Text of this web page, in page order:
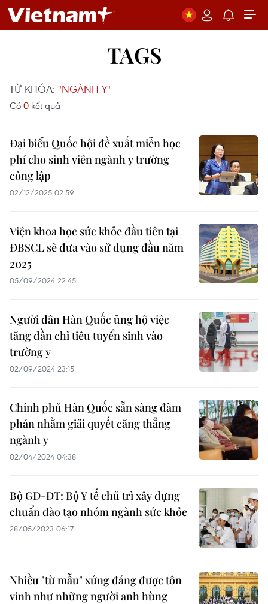
TAGS
TỪ KHÓA: "NGÀNH Y"
Có 0 kết quả
Đại biểu Quốc hội đề xuất miễn học
phí cho sinh viên ngành y trường
công lập
02/12/2025 02:59
Viện khoa học sức khỏe đầu tiên tại
ĐBSCL sẽ đưa vào sử dụng đầu năm
2025
05/09/2024 22:45
Người dân Hàn Quốc ủng hộ việc
tăng dần chỉ tiêu tuyển sinh vào
trường y
02/09/2024 23:15
Chính phủ Hàn Quốc sẵn sàng đàm
phán nhằm giải quyết căng thẳng
ngành y
02/04/2024 04:38
Bộ GD-ĐT: Bộ Y tế chủ trì xây dựng
chuẩn đào tạo nhóm ngành sức khỏe
28/05/2023 06:17
Nhiều "từ mẫu" xứng đáng được tôn
vinh như những người anh hùng